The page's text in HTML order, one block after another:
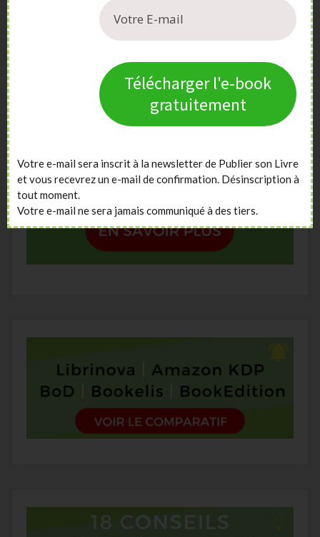
Télécharger l'e-book
gratuitement
Votre e-mail sera inscrit à la newsletter de Publier son Livre
et vous recevrez un e-mail de confirmation. Désinscription à
tout moment.
Votre e-mail ne sera jamais communiqué à des tiers.